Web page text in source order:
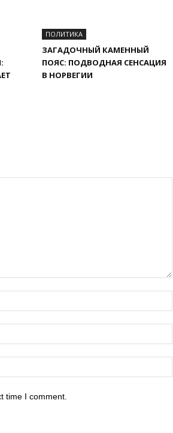
ПОЛИТИКА
ЗАГАДОЧНЫЙ КАМЕННЫЙ
ПОЯС: ПОДВОДНАЯ СЕНСАЦИЯ
В НОРВЕГИИ
time I comment.